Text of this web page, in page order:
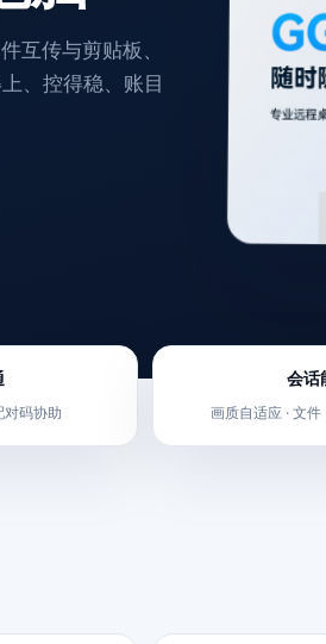
互传与剪贴板、
、控得稳、账目
对码协助
会话
画质自适应 · 文件